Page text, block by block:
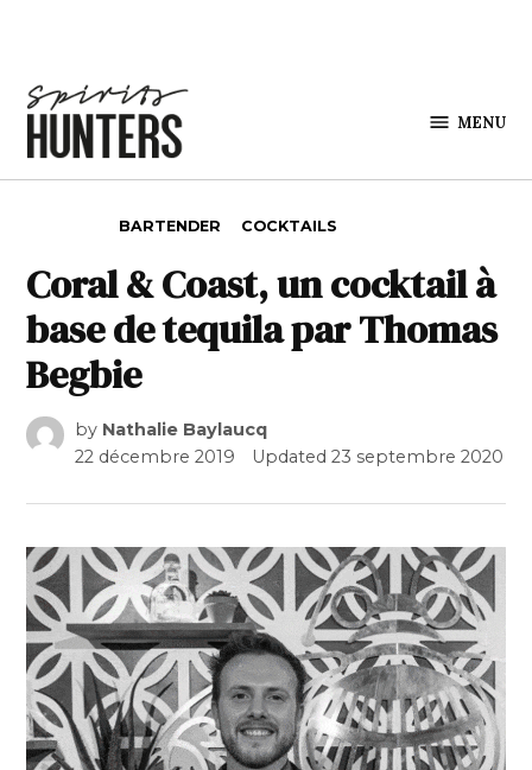
MENU
BARTENDER COCKTAILS
Coral & Coast, un cocktail à
base de tequila par Thomas
Begbie
by Nathalie Baylaucq
22 décembre 2019
Updated23 septembre 2020